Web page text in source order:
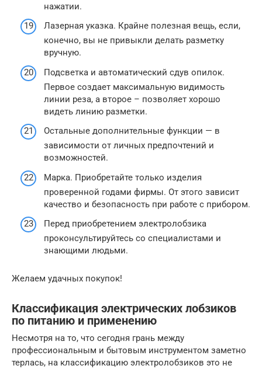
нажатии.
Лазерная указка. Крайне полезная вещь, если,
конечно, вы не привыкли делать разметку
вручную.
Подсветка и автоматический сдув опилок.
Первое создает максимальную видимость
линии реза, а второе – позволяет хорошо
видеть линию разметки.
Остальные дополнительные функции — в
зависимости от личных предпочтений и
возможностей.
Марка. Приобретайте только изделия
проверенной годами фирмы. От этого зависит
качество и безопасность при работе с прибором.
Перед приобретением электролобзика
проконсультируйтесь со специалистами и
знающими людьми.
Желаем удачных покупок!
Классификация электрических лобзиков
по питанию и применению
Несмотря на то, что сегодня грань между
профессиональным и бытовым инструментом заметно
терлась, на классификацию электролобзиков это не